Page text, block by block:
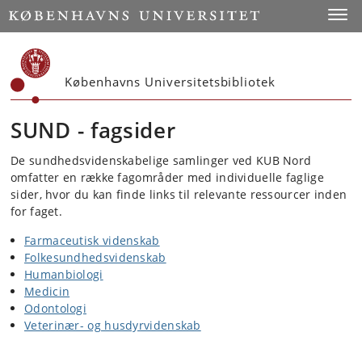
Start
Københavns Universitetsbibliotek
SUND - fagsider
De sundhedsvidenskabelige samlinger ved KUB Nord
omfatter en række fagområder med individuelle faglige
sider, hvor du kan finde links til relevante ressourcer inden
for faget.
Farmaceutisk videnskab
Folkesundhedsvidenskab
Humanbiologi
Medicin
Odontologi
Veterinær- og husdyrvidenskab